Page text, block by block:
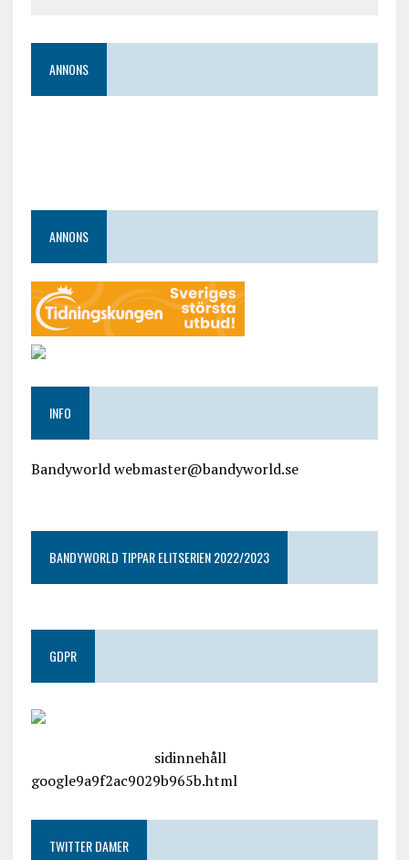
ANNONS
ANNONS
INFO
Bandyworld webmaster@bandyworld.se
BANDYWORLD TIPPAR ELITSERIEN 2022/2023
GDPR
sidinnehåll
google9a9f2ac9029b965b.html
TWITTER DAMER